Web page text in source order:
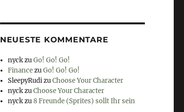
NEUESTE KOMMENTARE
nyckzuGo! Go! Go!
FinancezuGo! Go! Go!
SleepyRudizuChoose Your Character
nyckzuChoose Your Character
nyckzu 8 Freunde (Sprites) sollt Ihr sein